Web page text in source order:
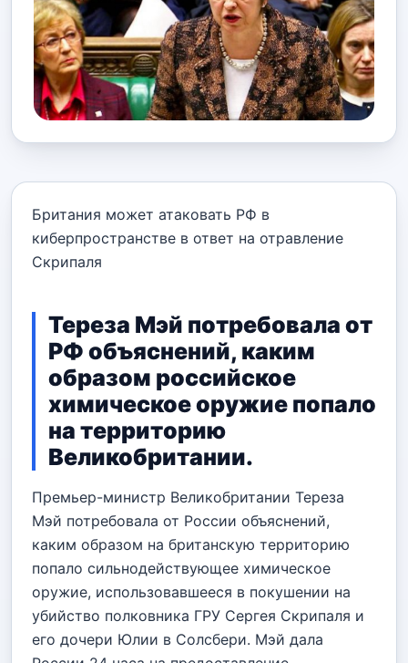
Британия может атаковать РФ в
киберпространстве в ответ на отравление
Скрипаля
Тереза Мэй потребовала от
РФ объяснений, каким
образом российское
химическое оружие попало
на территорию
Великобритании.
Премьер-министр Великобритании Тереза
Мэй потребовала от России объяснений,
каким образом на британскую территорию
попало сильнодействующее химическое
оружие, использовавшееся в покушении на
убийство полковника ГРУ Сергея Скрипаля и
его дочери Юлии в Солсбери. Мэй дала